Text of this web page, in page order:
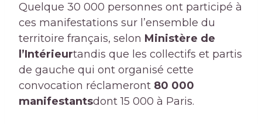
Quelque 30 000 personnes ont participé à
ces manifestations sur l’ensemble du
territoire français, selon Ministère de
l’Intérieurtandis que les collectifs et partis
de gauche qui ont organisé cette
convocation réclameront 80 000
manifestantsdont 15 000 à Paris.